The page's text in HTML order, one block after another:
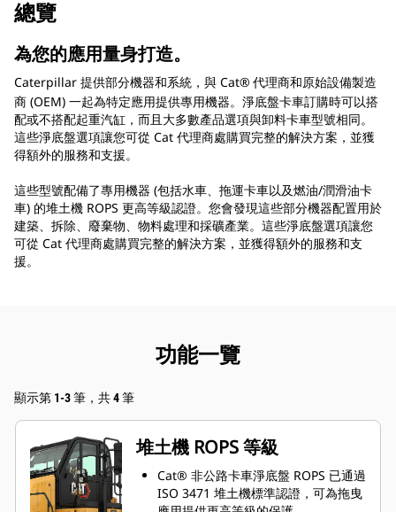
總覽
為您的應用量身打造。
Caterpillar 提供部分機器和系統，與 Cat® 代理商和原始設備製造
商 (OEM) 一起為特定應用提供專用機器。淨底盤卡車訂購時可以搭
配或不搭配起重汽缸，而且大多數產品選項與卸料卡車型號相同。
這些淨底盤選項讓您可從 Cat 代理商處購買完整的解決方案，並獲
得額外的服務和支援。
這些型號配備了專用機器 (包括水車、拖運卡車以及燃油/潤滑油卡
車) 的堆土機 ROPS 更高等級認證。您會發現這些部分機器配置用於
建築、拆除、廢棄物、物料處理和採礦產業。這些淨底盤選項讓您
可從 Cat 代理商處購買完整的解決方案，並獲得額外的服務和支
援。
功能一覽
顯示第 1-3 筆，共 4 筆
堆土機 ROPS 等級
Cat® 非公路卡車淨底盤 ROPS 已通過
ISO 3471 堆土機標準認證，可為拖曳